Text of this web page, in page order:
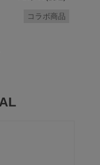
コラボ商品